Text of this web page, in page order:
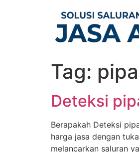
Tag:
Deteksi
Berapakah Deteksi
harga jasa dengan
melancarkan saluran